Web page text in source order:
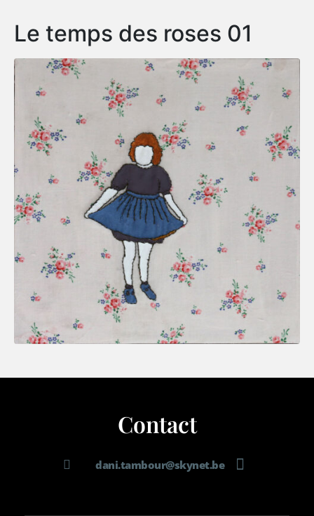
Le temps des roses 01
Contact
dani.tambour@skynet.be